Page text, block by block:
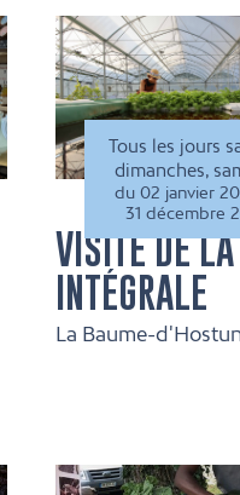
Tous les jours
dimanches,
du 02 janvier
31 décembre
VISITE DE
INTÉGRALE
La Baume-